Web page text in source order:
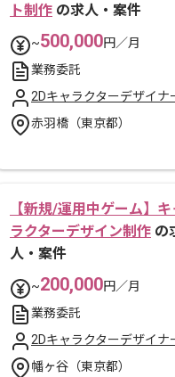
ト制作 の求人・案件
~500,000円／月
業務委託
2Dキャラクターデザイナ
赤羽橋（東京都）
【新規/運用中ゲーム】キ
ラクターデザイン制作 の
人・案件
~200,000円／月
業務委託
2Dキャラクターデザイナ
幡ヶ谷（東京都）